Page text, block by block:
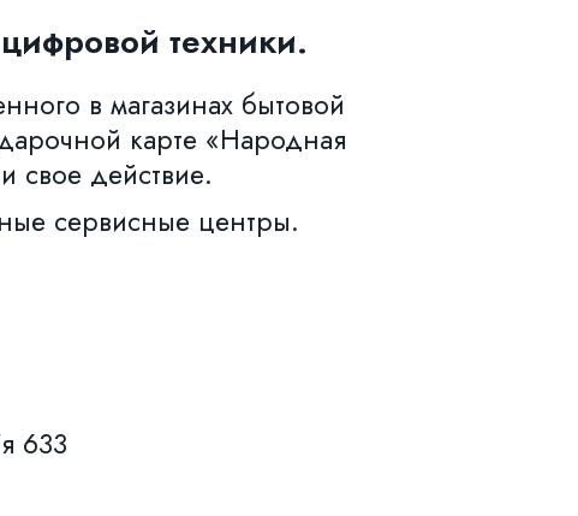
техники.
в магазинах бытовой
карте «Народная
свое действие.
сервисные центры.
633